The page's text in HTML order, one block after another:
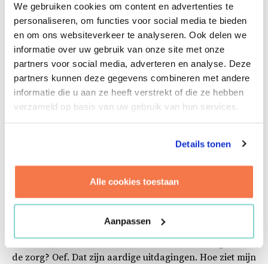
We gebruiken cookies om content en advertenties te
personaliseren, om functies voor social media te bieden
en om ons websiteverkeer te analyseren. Ook delen we
informatie over uw gebruik van onze site met onze
partners voor social media, adverteren en analyse. Deze
partners kunnen deze gegevens combineren met andere
informatie die u aan ze heeft verstrekt of die ze hebben
verzameld op basis van uw gebruik van hun services.
Details tonen
Alle cookies toestaan
Aanpassen
Vastgoedexploitatie en zorgexploitatie smelten samen.
Zorginstellingen en woningcorporaties staan voor een
heel scala aan nieuwe uitdagingen. Wij ondersteunen
hen in de beantwoording van deze vragen. Bijvoorbeeld
door het opstellen van meerjaren-prognoses,
strategische vastgoedplannen en haalbare vastgoed
business cases.
Strategische vastgoedplannen
gedegen lange termijn vastgoed(management)beleid
komen? En dat bovenal aansluit op de visie, de doelen
nog adequaat rekening houdt met voor huisvesting
relevante, actuele en te verwachten ontwikkelingen in
de zorg? Oef. Dat zijn aardige uitdagingen. Hoe ziet mijn